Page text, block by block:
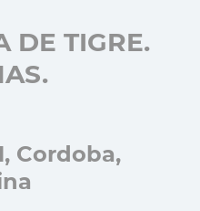
DE TIGRE.
Cordoba,